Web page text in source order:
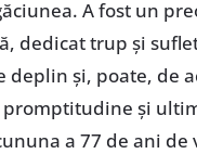
A fost un
dedicat trup și
deplin și, poate, de
promptitudine și
a 77 de ani de